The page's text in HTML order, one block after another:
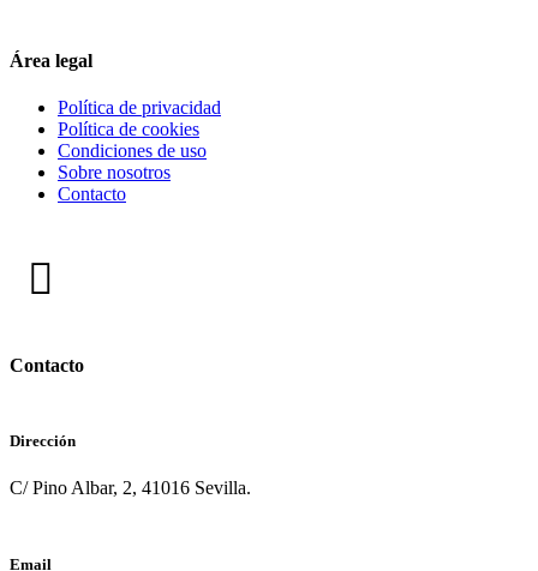
Área legal
Política de privacidad
Política de cookies
Condiciones de uso
Sobre nosotros
Contacto
Contacto
Dirección
C/ Pino Albar, 2, 41016 Sevilla.
Email